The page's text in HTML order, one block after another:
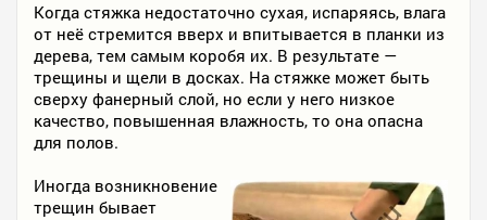
Когда стяжка недостаточно сухая, испаряясь, влага
от неё стремится вверх и впитывается в планки из
дерева, тем самым коробя их. В результате —
трещины и щели в досках. На стяжке может быть
сверху фанерный слой, но если у него низкое
качество, повышенная влажность, то она опасна
для полов.
Иногда возникновение
трещин бывает